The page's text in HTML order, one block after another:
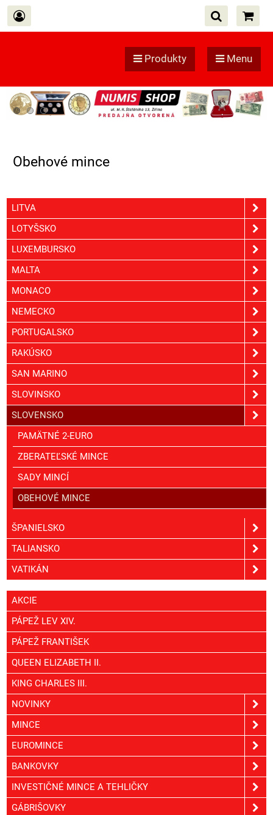
Produkty Menu
Obehové mince
LITVA
LOTYŠSKO
LUXEMBURSKO
MALTA
MONACO
NEMECKO
PORTUGALSKO
RAKÚSKO
SAN MARINO
SLOVINSKO
SLOVENSKO
PAMÄTNÉ 2-EURO
ZBERATEĽSKÉ MINCE
SADY MINCÍ
OBEHOVÉ MINCE
ŠPANIELSKO
TALIANSKO
VATIKÁN
AKCIE
PÁPEŽ LEV XIV.
PÁPEŽ FRANTIŠEK
QUEEN ELIZABETH II.
KING CHARLES III.
NOVINKY
MINCE
EUROMINCE
BANKOVKY
INVESTIČNÉ MINCE A TEHLIČKY
GÁBRIŠOVKY